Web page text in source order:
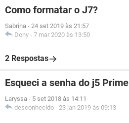
Como formatar o J7?
Sabrina - 24 set 2019 às 21:57
Dony - 7 mar 2020 às 13:50
2 Respostas
Esqueci a senha do j5 Prime
Laryssa - 5 set 2018 às 14:11
desconhecido - 23 jan 2019 às 09:13